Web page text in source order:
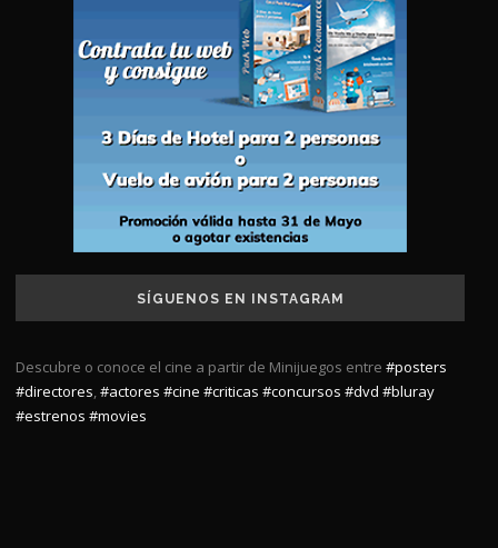
SÍGUENOS EN INSTAGRAM
Descubre o conoce el cine a partir de Minijuegos entre #posters
#directores,#actores #cine #criticas #concursos #dvd #bluray
#estrenos #movies